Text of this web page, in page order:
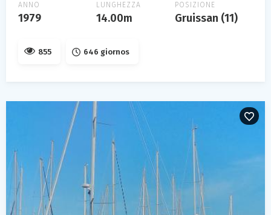
ANNO
1979
LUNGHEZZA
14.00m
POSIZIONE
Gruissan (11)
855 646 giornos